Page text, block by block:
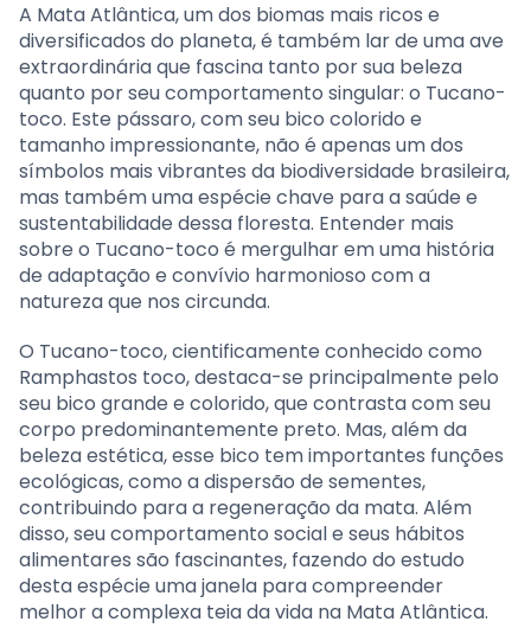
A Mata Atlântica, um dos biomas mais ricos e
diversificados do planeta, é também lar de uma ave
extraordinária que fascina tanto por sua beleza
quanto por seu comportamento singular: o Tucano-
toco. Este pássaro, com seu bico colorido e
tamanho impressionante, não é apenas um dos
símbolos mais vibrantes da biodiversidade brasileira,
mas também uma espécie chave para a saúde e
sustentabilidade dessa floresta. Entender mais
sobre o Tucano-toco é mergulhar em uma história
de adaptação e convívio harmonioso com a
natureza que nos circunda.
O Tucano-toco, cientificamente conhecido como
Ramphastos toco, destaca-se principalmente pelo
seu bico grande e colorido, que contrasta com seu
corpo predominantemente preto. Mas, além da
beleza estética, esse bico tem importantes funções
ecológicas, como a dispersão de sementes,
contribuindo para a regeneração da mata. Além
disso, seu comportamento social e seus hábitos
alimentares são fascinantes, fazendo do estudo
desta espécie uma janela para compreender
melhor a complexa teia da vida na Mata Atlântica.